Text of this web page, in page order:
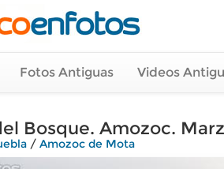
Fotos Antiguas Videos
Bosque. Amozoc.
/ Amozoc de Mota